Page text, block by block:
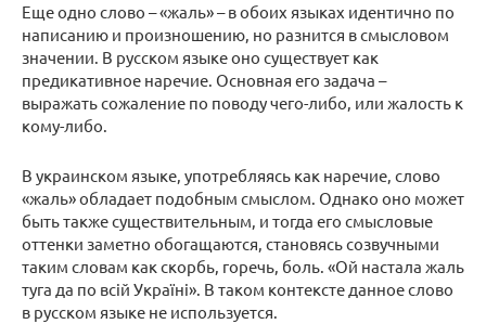
Еще одно слово – «жаль» – в обоих языках идентично по
написанию и произношению, но разнится в смысловом
значении. В русском языке оно существует как
предикативное наречие. Основная его задача –
выражать сожаление по поводу чего-либо, или жалость к
кому-либо.
В украинском языке, употребляясь как наречие, слово
«жаль» обладает подобным смыслом. Однако оно может
быть также существительным, и тогда его смысловые
оттенки заметно обогащаются, становясь созвучными
таким словам как скорбь, горечь, боль. «Ой настала жаль
туга да по всій Україні». В таком контексте данное слово
в русском языке не используется.